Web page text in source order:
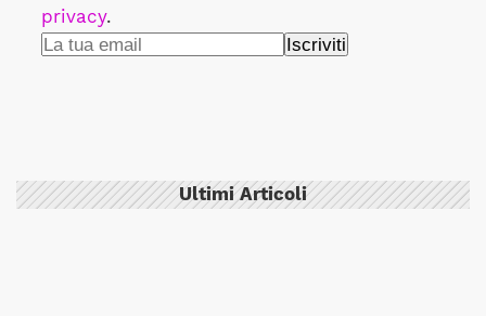
privacy.
Ultimi Articoli